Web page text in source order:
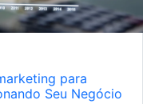
para
Seu Negócio